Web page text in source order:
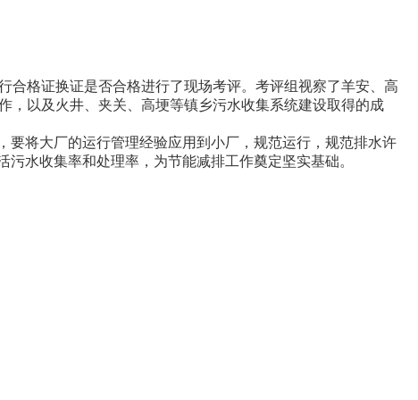
格证换证是否合格进行了现场考评。考评组视察了羊安、高
，以及火井、夹关、高埂等镇乡污水收集系统建设取得的成
将大厂的运行管理经验应用到小厂，规范运行，规范排水许
水收集率和处理率，为节能减排工作奠定坚实基础。